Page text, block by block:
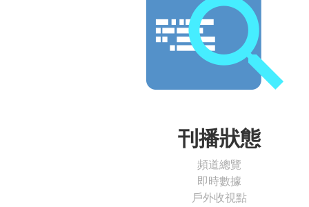
刊播狀態
頻道總覽
即時數據
戶外收視點